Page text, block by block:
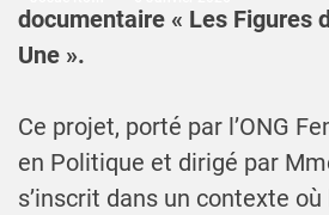
documentaire « Les Figures
Une ».
Ce projet, porté par l’ONG
en Politique et dirigé par
s’inscrit dans un contexte où